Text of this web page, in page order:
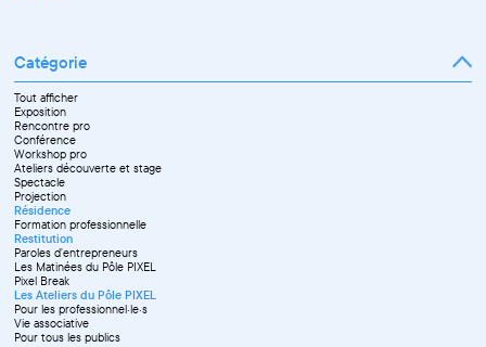
Catégorie
Tout afficher
Exposition
Rencontre pro
Conférence
Workshop pro
Ateliers découverte et stage
Spectacle
Projection
Résidence
Formation professionnelle
Restitution
Paroles d'entrepreneurs
Les Matinées du Pôle PIXEL
Pixel Break
Les Ateliers du Pôle PIXEL
Pour les professionnel·le·s
Vie associative
Pour tous les publics